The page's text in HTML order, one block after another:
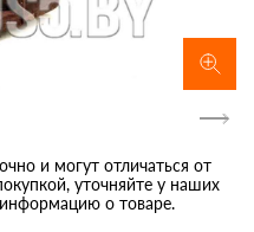
и могут отличаться от
уточняйте у наших
о товаре.